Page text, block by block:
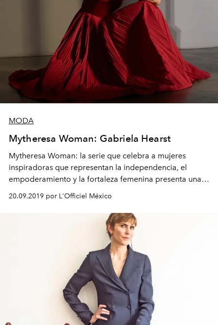
MODA
Mytheresa Woman: Gabriela Hearst
Mytheresa Woman: la serie que celebra a mujeres
inspiradoras que representan la independencia, el
empoderamiento y la fortaleza femenina presenta una
colección cápsula en colaboración con la
diseñadora Gabriela Hearst.
20.09.2019 por L'Officiel México